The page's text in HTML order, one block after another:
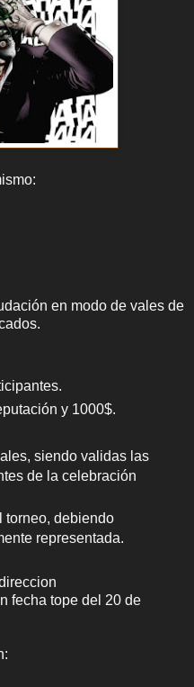
en modo de vales de
y 1000$.
siendo validas las
de la celebración
torneo, debiendo
representada.
fecha tope del 20 de